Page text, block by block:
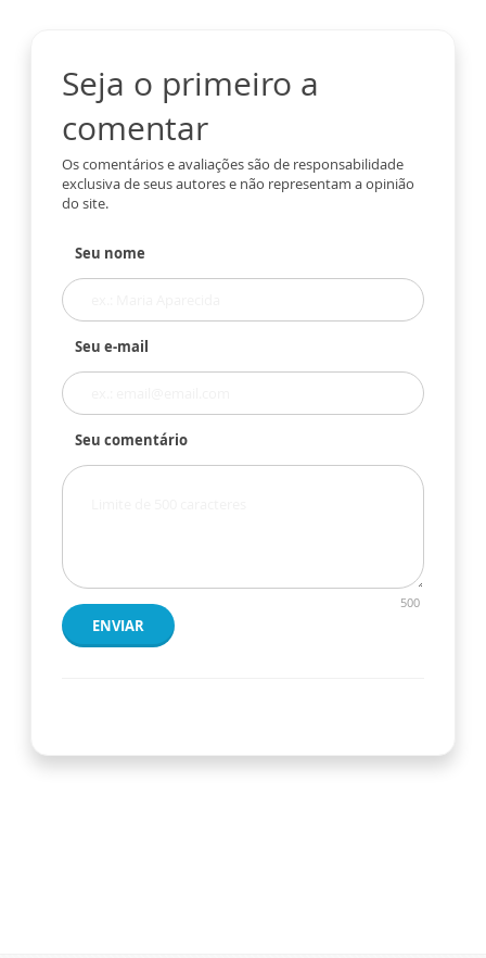
Seja o primeiro a
comentar
Os comentários e avaliações são de responsabilidade
exclusiva de seus autores e não representam a opinião
do site.
Seu nome
Seu e-mail
Seu comentário
500
ENVIAR